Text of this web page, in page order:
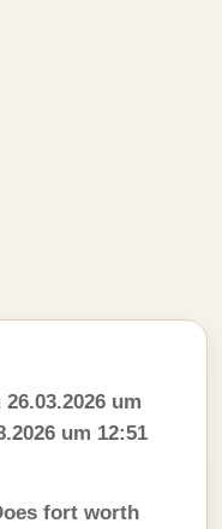
26.03.2026 um
um 12:51
fort worth